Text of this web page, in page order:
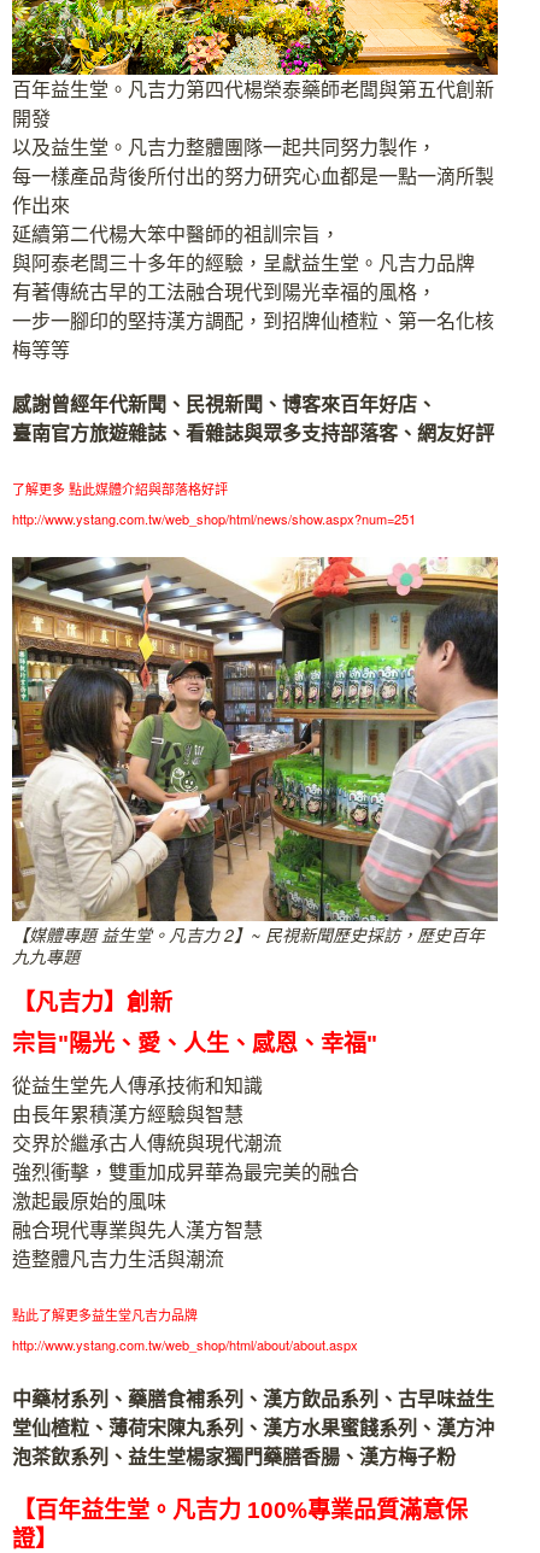
百年益生堂。凡吉力第四代楊榮泰藥師老闆與第五代創新
開發
以及益生堂。凡吉力整體團隊一起共同努力製作，
每一樣產品背後所付出的努力研究心血都是一點一滴所製
作出來
延續第二代楊大笨中醫師的祖訓宗旨，
與阿泰老闆三十多年的經驗，呈獻益生堂。凡吉力品牌
有著傳統古早的工法融合現代到陽光幸福的風格，
一步一腳印的堅持漢方調配，到招牌仙楂粒、第一名化核
梅等等
感謝曾經年代新聞、民視新聞、博客來百年好店、
臺南官方旅遊雜誌、看雜誌與眾多支持部落客、網友好評
了解更多 點此媒體介紹與部落格好評
http://www.ystang.com.tw/web_shop/html/news/show.aspx?num=251
【媒體專題 益生堂。凡吉力 2】~ 民視新聞歷史採訪，歷史百年
九九專題
【凡吉力】創新
宗旨"陽光、愛、人生、感恩、幸福"
從益生堂先人傳承技術和知識
由長年累積漢方經驗與智慧
交界於繼承古人傳統與現代潮流
強烈衝擊，雙重加成昇華為最完美的融合
激起最原始的風味
融合現代專業與先人漢方智慧
造整體凡吉力生活與潮流
點此了解更多益生堂凡吉力品牌
http://www.ystang.com.tw/web_shop/html/about/about.aspx
中藥材系列、藥膳食補系列、漢方飲品系列、古早味益生
堂仙楂粒、薄荷宋陳丸系列、漢方水果蜜餞系列、漢方沖
泡茶飲系列、益生堂楊家獨門藥膳香腸、漢方梅子粉
【百年益生堂。凡吉力 100%專業品質滿意保
證】